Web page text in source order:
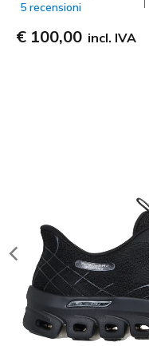
5 recensioni
€ 100,00 incl. IVA